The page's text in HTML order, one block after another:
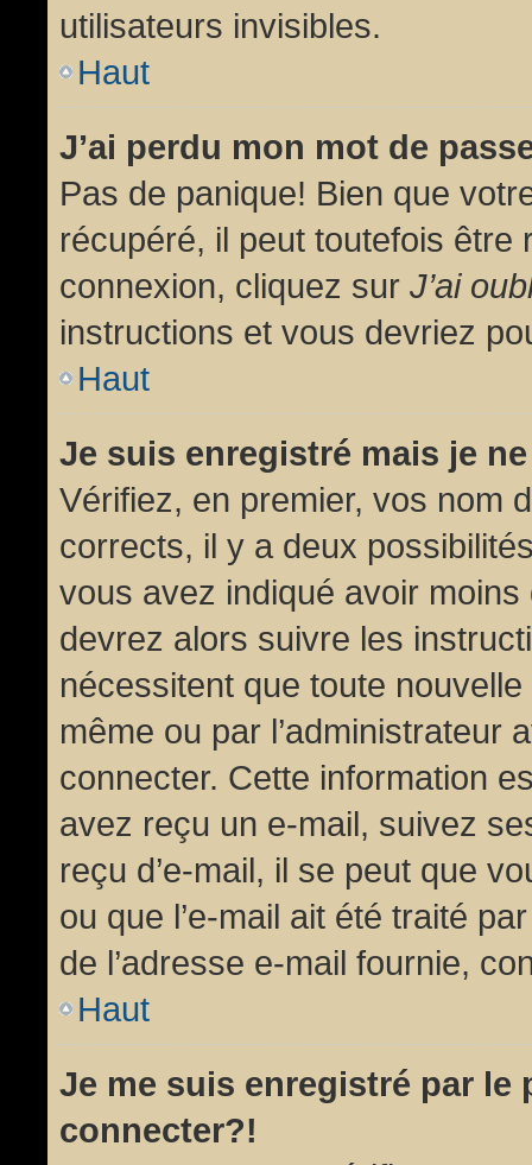
utilisateurs invisibles.
Haut
J’ai perdu mon mot de
Pas de panique! Bien que
récupéré, il peut toutefois être
connexion, cliquez sur J’ai
instructions et vous devriez
Haut
Je suis enregistré mais je
Vérifiez, en premier, vos nom
corrects, il y a deux
vous avez indiqué avoir
devrez alors suivre les
nécessitent que toute
même ou par l’administrateur
connecter. Cette information
avez reçu un e-mail, suivez
reçu d’e-mail, il se peut que
ou que l’e-mail ait été traité
de l’adresse e-mail fournie,
Haut
Je me suis enregistré par le
connecter?!